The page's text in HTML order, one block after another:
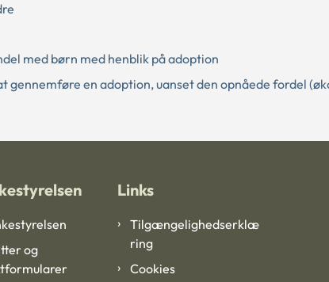
med børn med henblik på adoption
gennemføre en adoption, uanset den opnåede fordel
og
Links
Tilgængelighedserklæ
ring
Cookies